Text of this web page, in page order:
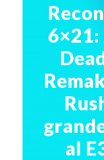
al